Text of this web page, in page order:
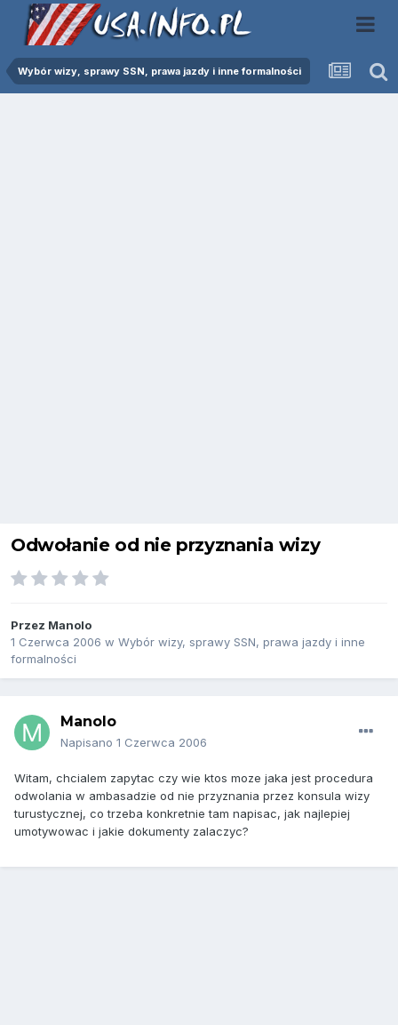
Wybór wizy, sprawy SSN, prawa jazdy i inne formalności
Odwołanie od nie przyznania wizy
Przez Manolo
1 Czerwca 2006 w Wybór wizy, sprawy SSN, prawa jazdy i inne
formalności
Manolo
Napisano 1 Czerwca 2006
Witam, chcialem zapytac czy wie ktos moze jaka jest procedura
odwolania w ambasadzie od nie przyznania przez konsula wizy
turustycznej, co trzeba konkretnie tam napisac, jak najlepiej
umotywowac i jakie dokumenty zalaczyc?